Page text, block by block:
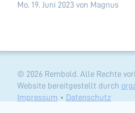
Mo. 19. Juni 2023 von Magnus
© 2026 Rembold. Alle Rechte
Website bereitgestellt durch
Impressum • Datenschutz